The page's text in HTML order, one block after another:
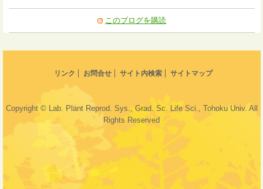
このブログを購読
リンク お問合せ サイト内検索 サイトマップ
Copyright © Lab. Plant Reprod. Sys., Grad. Sc. Life Sci., Tohoku Univ. All
Rights Reserved